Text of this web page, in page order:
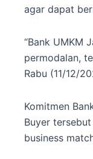
agar dapat
“Bank UMKM
permodalan,
Rabu (11/12/
Komitmen
Buyer
business